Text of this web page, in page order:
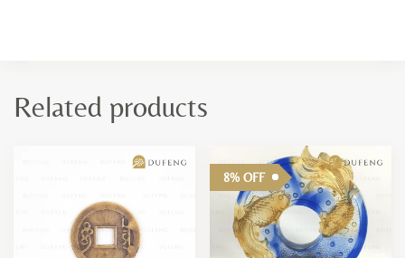
Related products
8% OFF